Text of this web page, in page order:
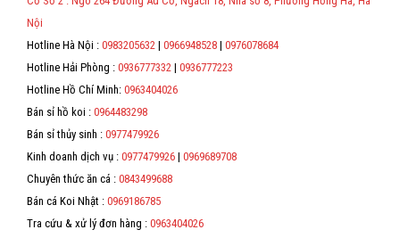
thực hiện lập Hóa Đơn Điện Tử bán hàng và cung cấp dịch vụ cho
người mua bắt buộc phải thế hiện đầy đủ thông tin: họ tên, địa chỉ, mã
Nội
Hotline Hà Nội : 0983205632| 0966948528| 0976078684
Hotline Hải Phòng : 0936777332| 0936777223
Hotline Hồ Chí Minh: 0963404026
Bán sỉ hồ koi : 0964483298
Bán sỉ thủy sinh : 0977479926
Kinh doanh dịch vụ : 0977479926| 0969689708
Chuyên thức ăn cá : 0843499688
Bán cá Koi Nhật : 0969186785
Tra cứu & xử lý đơn hàng : 0963404026
Liên hệ